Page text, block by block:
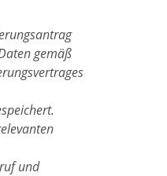
gemäß
und